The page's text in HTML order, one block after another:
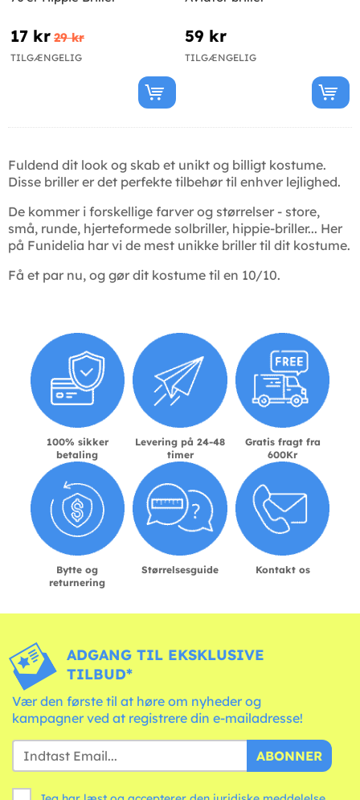
17 kr 29 kr
TILGÆNGELIG
59 kr
TILGÆNGELIG
Fuldend dit look og skab et unikt og billigt kostume.
Disse briller er det perfekte tilbehør til enhver lejlighed.
De kommer i forskellige farver og størrelser - store,
små, runde, hjerteformede solbriller, hippie-briller... Her
på Funidelia har vi de mest unikke briller til dit kostume.
Få et par nu, og gør dit kostume til en 10/10.
100% sikker
betaling
Levering på 24-48
timer
Gratis fragt fra
600Kr
Bytte og
returnering
Størrelsesguide Kontakt os
ADGANG TIL EKSKLUSIVE
TILBUD*
Vær den første til at høre om nyheder og
kampagner ved at registrere din e-mailadresse!
ABONNER